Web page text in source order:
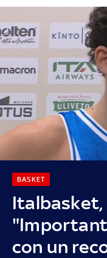
Italbasket,
con un
BASKET